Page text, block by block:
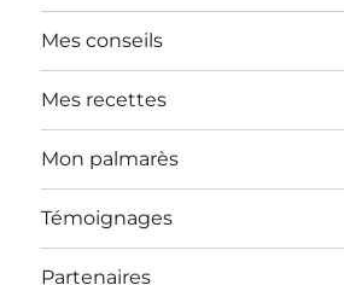
Mes conseils
Mes recettes
Mon palmarès
Témoignages
Partenaires